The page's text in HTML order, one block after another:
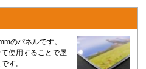
のパネルです。
使用することで屋
す。